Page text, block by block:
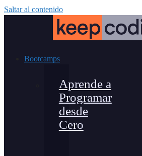
Saltar al contenido
Bootcamps
Aprende a
Programar
desde
Cero